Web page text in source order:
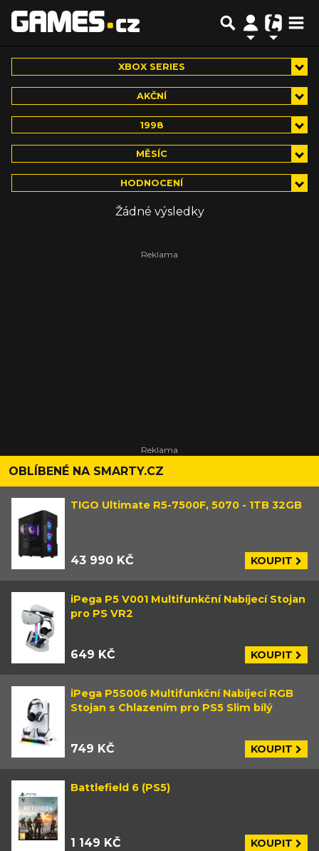
XBOX SERIES
AKČNÍ
1998
MĚSÍC
HODNOCENÍ
Žádné výsledky
OBLÍBENÉ NA SMARTY.CZ
TIGO Ultimate R5-7500F, 5070 - 1TB 32GB
43 990 KČ KOUPIT
iPega P5 V001 Multifunkční Nabíjecí Stojan
pro PS VR2
649 KČ KOUPIT
iPega P5S006 Multifunkční Nabíjecí RGB
Stojan s Chlazením pro PS5 Slim bílý
749 KČ KOUPIT
Battlefield 6 (PS5)
1 149 KČ KOUPIT